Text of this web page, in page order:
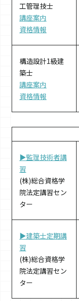
工管理技士
講座案内
資格情報
構造設計1級建
築士
講座案内
資格情報
▶監理技術者講
習
(株)総合資格学
院法定講習セン
ター
▶建築士定期講
習
(株)総合資格学
院法定講習セン
ター